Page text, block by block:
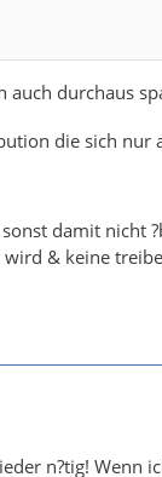
durchaus
die sich nur
damit nicht
& keine
n?tig! Wenn